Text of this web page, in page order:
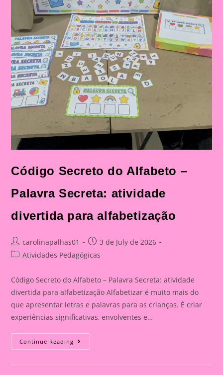
Código Secreto do Alfabeto –
Palavra Secreta: atividade
divertida para alfabetização
Post
author:
carolinapalhas01
Post
published:
3 de July de 2026
PostAtividades Pedagógicas
Código Secreto do Alfabeto – Palavra Secreta: atividade
divertida para alfabetização Alfabetizar é muito mais do
que apresentar letras e palavras para as crianças. É criar
experiências significativas, envolventes e…
Continue Reading Código
Secreto
Alfabeto